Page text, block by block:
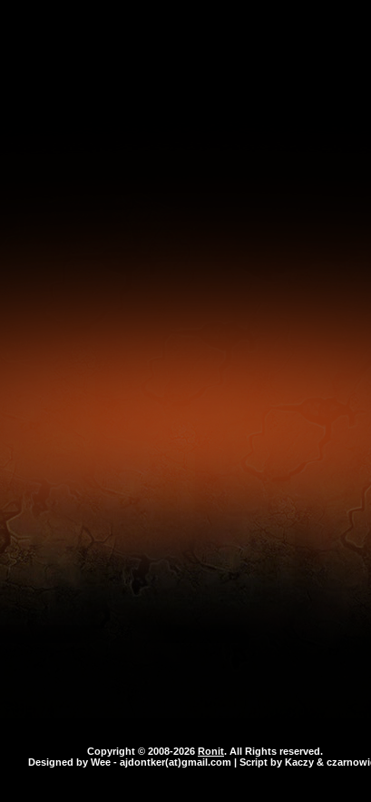
Copyright © 2008-2026 Ronit. All Rights reserved.
Designed by Wee - ajdontker(at)gmail.com | Script by Kaczy &